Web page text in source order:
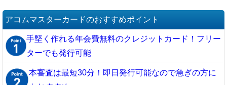
アコムマスターカードのおすすめポイント
手堅く作れる年会費無料のクレジットカード！フリー
ターでも発行可能
本審査は最短30分！即日発行可能なので急ぎの方に